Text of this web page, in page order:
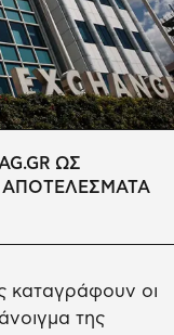
ΩΣ
καταγράφουν οι
της